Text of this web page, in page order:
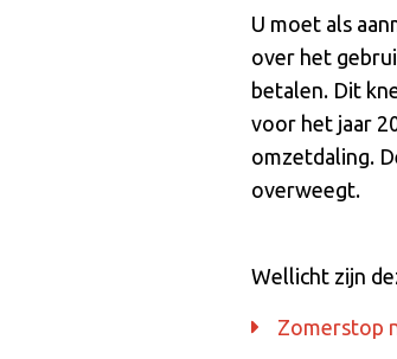
U moet als
over het
betalen. Dit
voor het jaar
omzetdaling.
overweegt.
Wellicht zijn
Zomerstop